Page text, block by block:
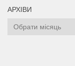
АРХІВИ
Архіви